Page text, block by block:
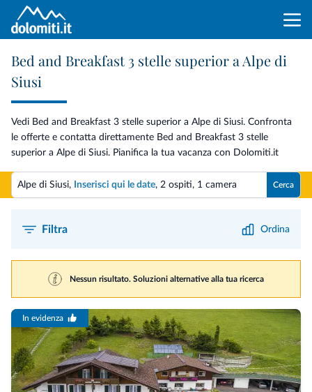
Bed and Breakfast 3 stelle superior a Alpe di
Siusi
Vedi Bed and Breakfast 3 stelle superior a Alpe di Siusi. Confronta
le offerte e contatta direttamente Bed and Breakfast 3 stelle
superior a Alpe di Siusi. Pianifica la tua vacanza con Dolomiti.it
Alpe di Siusi, Inserisci qui le date, 2 ospiti, 1 camera Cerca
Filtra Ordina
Nessun risultato. Soluzioni alternative alla tua ricerca
In evidenza